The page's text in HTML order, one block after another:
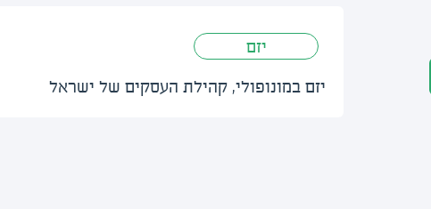
יזם
יזם במונופולי, קהילת העסקים של ישראל